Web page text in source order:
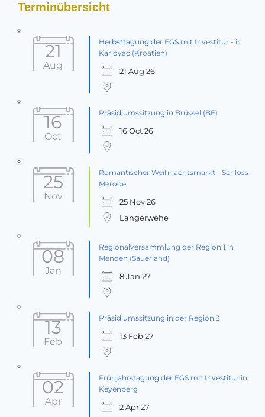
Terminübersicht
21
Aug
Herbsttagung der EGS mit Investitur - in
Karlovac (Kroatien)
21 Aug 26
16
Oct
Präsidiumssitzung in Brüssel (BE)
16 Oct 26
25
Nov
Romantischer Weihnachtsmarkt - Schloss
Merode
25 Nov 26
Langerwehe
08
Jan
Regionalversammlung der Region 1 in
Menden (Sauerland)
8 Jan 27
13
Feb
Präsidiumssitzung in der Region 3
13 Feb 27
02
Apr
Frühjahrstagung der EGS mit Investitur in
Keyenberg
2 Apr 27